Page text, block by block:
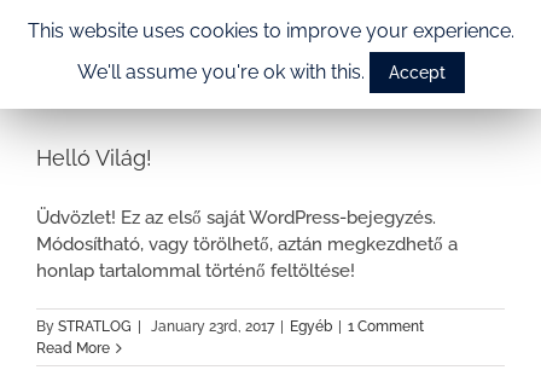
Egyéb
Helló Világ!
Üdvözlet! Ez az első saját WordPress-bejegyzés.
Módosítható, vagy törölhető, aztán megkezdhető a
honlap tartalommal történő feltöltése!
By STRATLOG January 23rd, 2017 Egyéb
1 Comment
Read More
This website uses cookies to improve your experience.
We'll assume you're ok with this.
Accept